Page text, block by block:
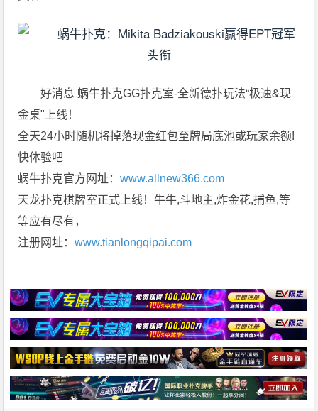
好消息 蜗牛扑克GG扑克室-全新德扑玩法“极速&现
金桌"上线！
全天24小时随机将掉落现金红包至牌局底池或玩家余额!
快体验吧
蜗牛扑克官方网址：www.allnew366.com
天龙扑克棋牌室正式上线！牛牛,斗地主,炸金花,捕鱼,等
等应有尽有，
注册网址：www.tianlongqipai.com